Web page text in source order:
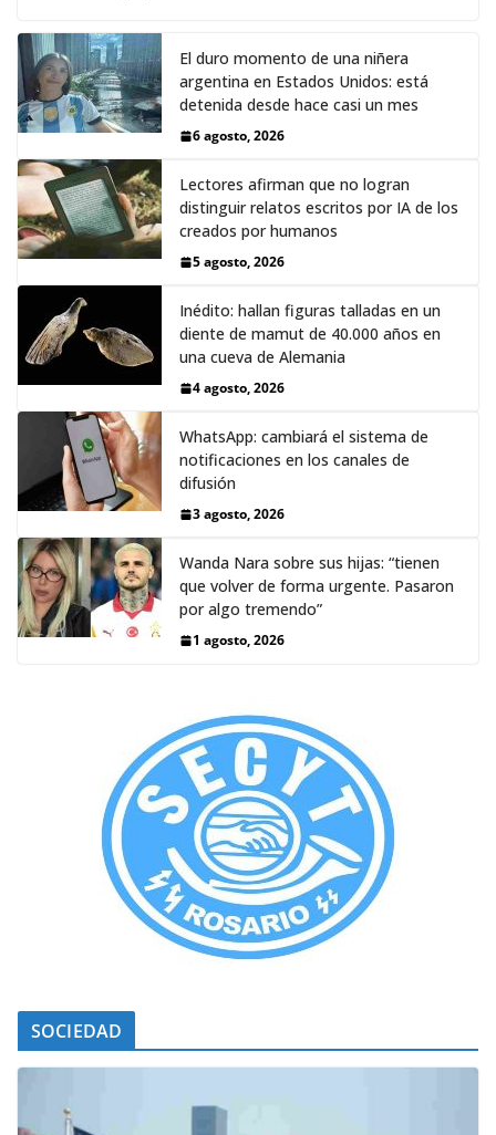
El duro momento de una niñera
argentina en Estados Unidos: está
detenida desde hace casi un mes
6 agosto, 2026
Lectores afirman que no logran
distinguir relatos escritos por IA de los
creados por humanos
5 agosto, 2026
Inédito: hallan figuras talladas en un
diente de mamut de 40.000 años en
una cueva de Alemania
4 agosto, 2026
WhatsApp: cambiará el sistema de
notificaciones en los canales de
difusión
3 agosto, 2026
Wanda Nara sobre sus hijas: “tienen
que volver de forma urgente. Pasaron
por algo tremendo”
1 agosto, 2026
SOCIEDAD